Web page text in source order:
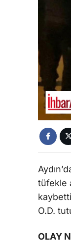
tüfekle
O.D.
OLAY